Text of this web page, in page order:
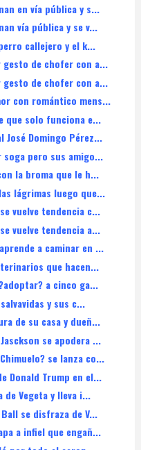
en vía pública y s...
vía pública y se v...
callejero y el k...
gesto de chofer con a...
gesto de chofer con a...
con romántico mens...
que solo funciona e...
José Domingo Pérez...
pero sus amigo...
la broma que le h...
lágrimas luego que...
vuelve tendencia c...
vuelve tendencia a...
a caminar en ...
que hacen...
a cinco ga...
y sus c...
de su casa y dueñ...
se apodera ...
se lanza co...
Donald Trump en el...
Vegeta y lleva i...
se disfraza de V...
a infiel que engañ...